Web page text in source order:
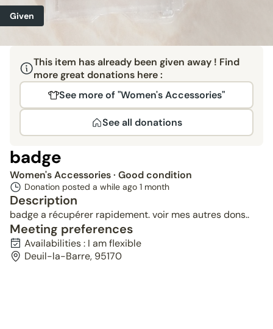
Given
This item has already been given away ! Find
more great donations here :
See more of "Women's Accessories"
See all donations
badge
Women's Accessories· Good condition
Donation posted a while ago 1 month
Description
badge a récupérer rapidement. voir mes autres dons..
Meeting preferences
Availabilities : I am flexible
Deuil-la-Barre, 95170